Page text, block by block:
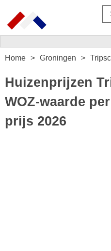
Home Groningen
Huizenprijzen
WOZ-waarde
prijs 2026